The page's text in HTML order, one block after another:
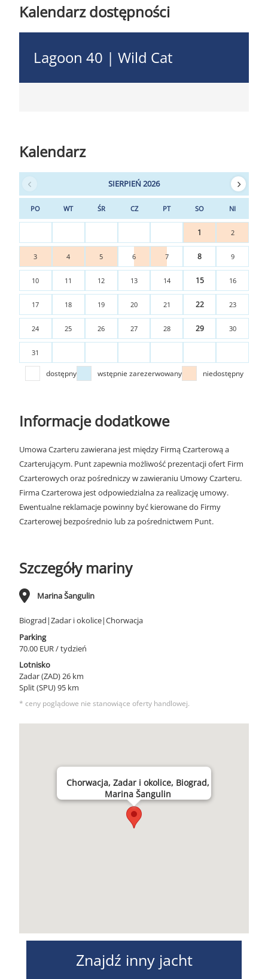
Kalendarz dostępności
Lagoon 40 | Wild Cat
Kalendarz
SIERPIEŃ 2026
PO WT ŚR CZ PT SO NI
1 2
3 4 5 6 7 8 9
10 11 12 13 14 15 16
17 18 19 20 21 22 23
24 25 26 27 28 29 30
31
dostępny wstępnie zarezerwowany niedostępny
Informacje dodatkowe
Umowa Czarteru zawierana jest między Firmą Czarterową a
Czarterującym. Punt zapewnia możliwość prezentacji ofert Firm
Czarterowych oraz pośredniczy w zawieraniu Umowy Czarteru.
Firma Czarterowa jest odpowiedzialna za realizację umowy.
Ewentualne reklamacje powinny być kierowane do Firmy
Czarterowej bezpośrednio lub za pośrednictwem Punt.
Szczegóły mariny
Marina Šangulin
Biograd|Zadar i okolice|Chorwacja
Parking
70.00 EUR / tydzień
Lotnisko
Zadar (ZAD) 26 km
Split (SPU) 95 km
* ceny poglądowe nie stanowiące oferty handlowej.
Chorwacja, Zadar i okolice, Biograd,
Marina Šangulin